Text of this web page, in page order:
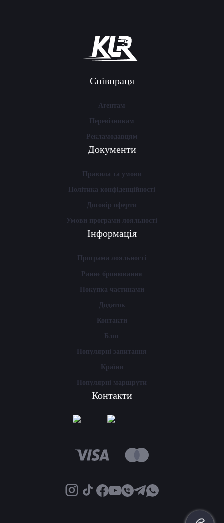
Співпраця
Агентам
Перевізникам
Рекламодавцям
Документи
Правила та умови
Політика конфіденційності
Договір оферти
Умови програми лояльності
Інформація
Програма лояльності
Раннє бронювання
Покупка частинами
Додаток
Контакти
Блог
Популярні запитання
Країни
Популярні маршрути
Контакти